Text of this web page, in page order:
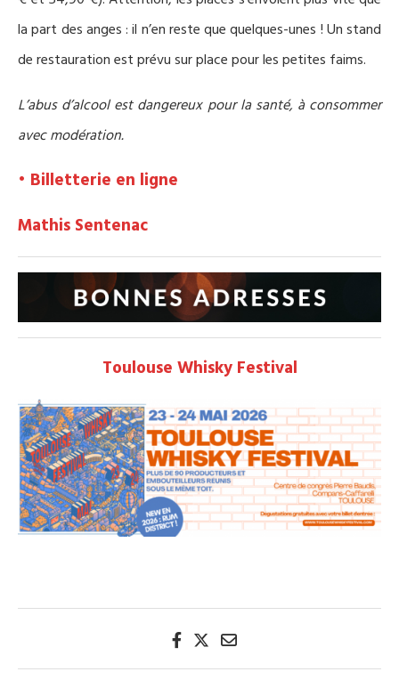
la part des anges : il n’en reste que quelques-unes ! Un stand
de restauration est prévu sur place pour les petites faims.
L’abus d’alcool est dangereux pour la santé, à consommer
avec modération.
• Billetterie en ligne
Mathis Sentenac
Toulouse Whisky Festival